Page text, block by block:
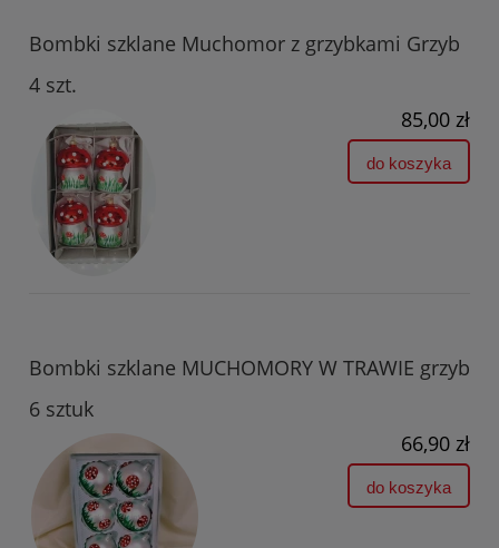
Bombki szklane Muchomor z grzybkami Grzyb
4 szt.
85,00 zł
do koszyka
Bombki szklane MUCHOMORY W TRAWIE grzyb
6 sztuk
66,90 zł
do koszyka